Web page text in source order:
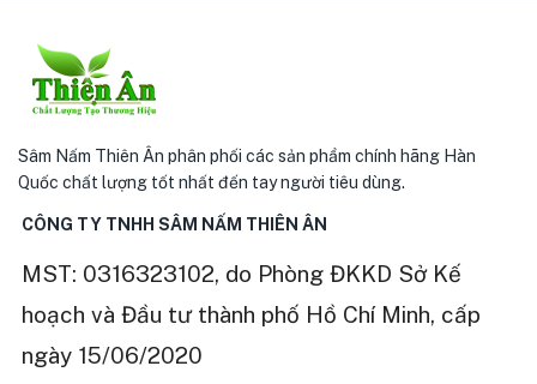
Sâm Nấm Thiên Ân phân phối các sản phẩm chính hãng Hàn
Quốc chất lượng tốt nhất đến tay người tiêu dùng.
CÔNG TY TNHH SÂM NẤM THIÊN ÂN
MST: 0316323102, do Phòng ĐKKD Sở Kế
hoạch và Đầu tư thành phố Hồ Chí Minh, cấp
ngày 15/06/2020